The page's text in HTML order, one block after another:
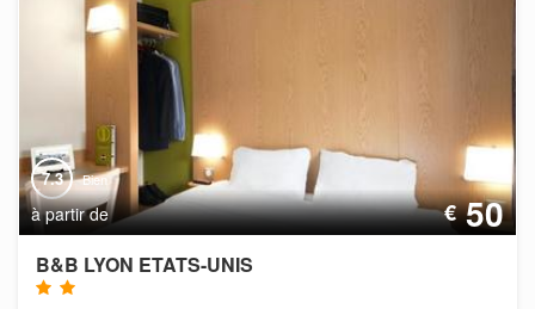
7.3 Bien
à partir de €50
B&B LYON ETATS-UNIS